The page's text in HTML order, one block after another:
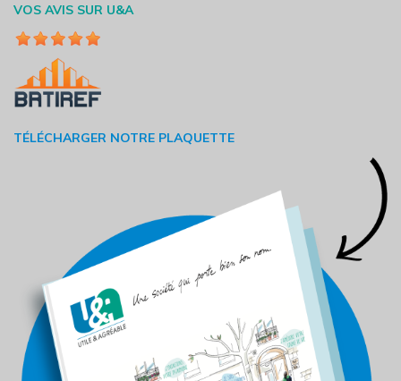
VOS AVIS SUR U&A
TÉLÉCHARGER NOTRE PLAQUETTE